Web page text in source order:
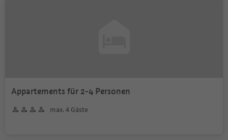
Appartements für 2-4 Personen
max. 4 Gäste